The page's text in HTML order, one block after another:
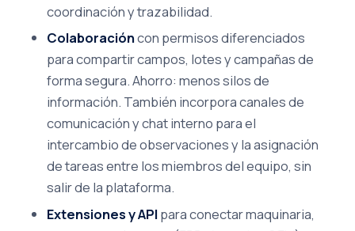
coordinación y trazabilidad.
Colaboracióncon permisos diferenciados
para compartir campos, lotes y campañas de
forma segura. Ahorro: menos silos de
información. También incorpora canales de
comunicación y chat interno para el
intercambio de observaciones y la asignación
de tareas entre los miembros del equipo, sin
salir de la plataforma.
Extensiones y APIpara conectar maquinaria,